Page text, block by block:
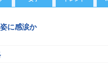
に感涙か